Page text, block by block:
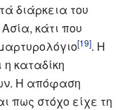
διάρκεια του
κάτι που
[19]. Η
η καταδίκη
Η απόφαση
πως στόχο είχε τη